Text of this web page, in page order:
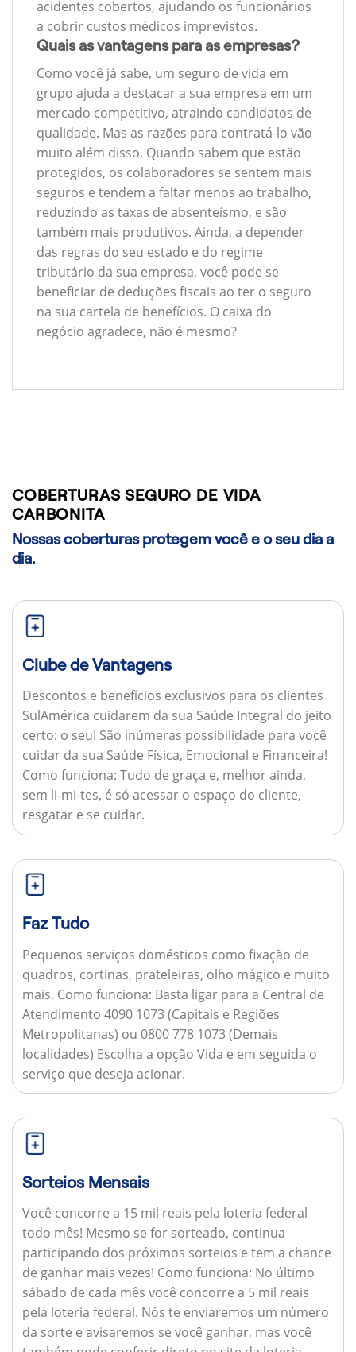
acidentes cobertos, ajudando os funcionários
a cobrir custos médicos imprevistos.
Quais as vantagens para as empresas?
Como você já sabe, um seguro de vida em
grupo ajuda a destacar a sua empresa em um
mercado competitivo, atraindo candidatos de
qualidade. Mas as razões para contratá-lo vão
muito além disso. Quando sabem que estão
protegidos, os colaboradores se sentem mais
seguros e tendem a faltar menos ao trabalho,
reduzindo as taxas de absenteísmo, e são
também mais produtivos. Ainda, a depender
das regras do seu estado e do regime
tributário da sua empresa, você pode se
beneficiar de deduções fiscais ao ter o seguro
na sua cartela de benefícios. O caixa do
negócio agradece, não é mesmo?
COBERTURAS SEGURO DE VIDA
CARBONITA
Nossas coberturas protegem você e o seu dia a
dia.
Clube de Vantagens
Descontos e benefícios exclusivos para os clientes
SulAmérica cuidarem da sua Saúde Integral do jeito
certo: o seu! São inúmeras possibilidade para você
cuidar da sua Saúde Física, Emocional e Financeira!
Como funciona: Tudo de graça e, melhor ainda,
sem li-mi-tes, é só acessar o espaço do cliente,
resgatar e se cuidar.
Faz Tudo
Pequenos serviços domésticos como fixação de
quadros, cortinas, prateleiras, olho mágico e muito
mais. Como funciona: Basta ligar para a Central de
Atendimento 4090 1073 (Capitais e Regiões
Metropolitanas) ou 0800 778 1073 (Demais
localidades) Escolha a opção Vida e em seguida o
serviço que deseja acionar.
Sorteios Mensais
Você concorre a 15 mil reais pela loteria federal
todo mês! Mesmo se for sorteado, continua
participando dos próximos sorteios e tem a chance
de ganhar mais vezes! Como funciona: No último
sábado de cada mês você concorre a 5 mil reais
pela loteria federal. Nós te enviaremos um número
da sorte e avisaremos se você ganhar, mas você